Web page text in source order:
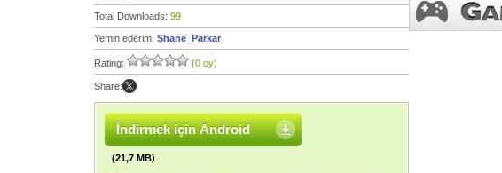
Total Downloads: 99
Yemin ederim: Shane_Parkar
Rating: (0 oy)
Share:
İndirmek için Android
(21,7 MB)